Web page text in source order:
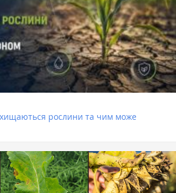
рослини та чим може